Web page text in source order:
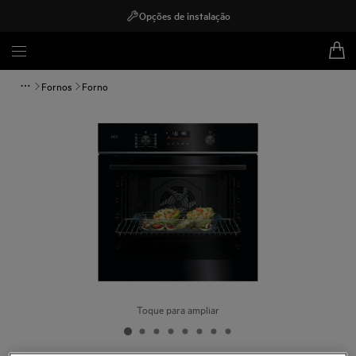
Opções de instalação
Fornos Forno
Toque para ampliar